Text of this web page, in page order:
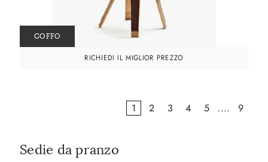
GOFFO
RICHIEDI IL MIGLIOR PREZZO
1 2 3 4 5 .... 9
Sedie da pranzo